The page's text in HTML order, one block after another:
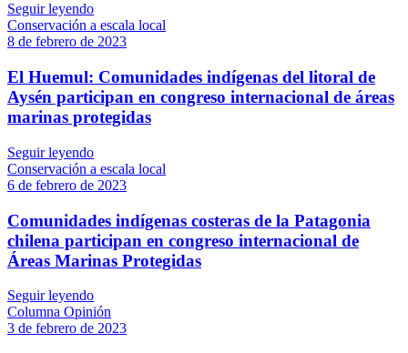
Seguir leyendo
Conservación a escala local
8 de febrero de 2023
El Huemul: Comunidades indígenas del litoral de
Aysén participan en congreso internacional de áreas
marinas protegidas
Seguir leyendo
Conservación a escala local
6 de febrero de 2023
Comunidades indígenas costeras de la Patagonia
chilena participan en congreso internacional de
Áreas Marinas Protegidas
Seguir leyendo
Columna Opinión
3 de febrero de 2023